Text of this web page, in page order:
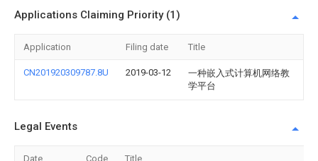
Applications Claiming Priority (1)
Application Filing date Title
CN201920309787.8U 2019-03-12
一种嵌入式计算机网络教
学平台
Legal Events
Date Code Title